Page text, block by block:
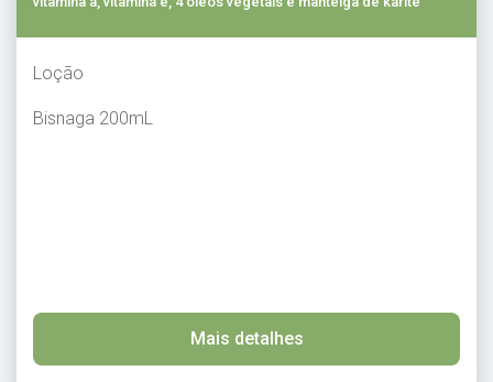
Loção
Bisnaga 200mL
Mais detalhes